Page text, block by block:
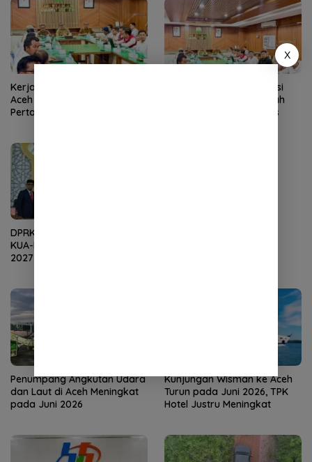
Kerja Cepat Tim Pemerintah
Aceh Membuahkan Hasil,
Pertamina Tambah
Pemerintah Aceh Evaluasi
Kelangkaan, SBA Tambah
Pasokan Semen Andalas
DPRK Terima Dokumen R-
KUA-PPAS APBK Banda Aceh
2027 dari Eksekutif
Penumpang Angkutan Udara
dan Laut di Aceh Meningkat
pada Juni 2026
Kunjungan Wisman ke Aceh
Turun pada Juni 2026, TPK
Hotel Justru Meningkat
X